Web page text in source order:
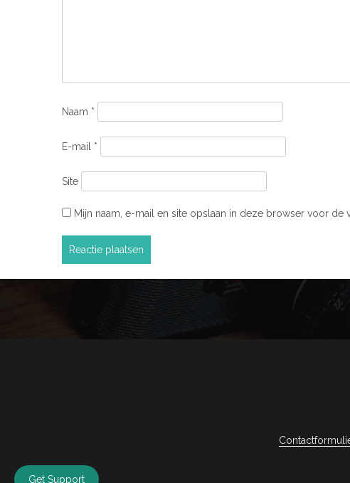
Naam *
E-mail *
Site
Mijn naam, e-mail en site opslaan in deze browser voor de
Get Support